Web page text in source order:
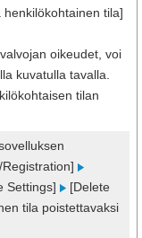
henkilökohtainen tila]
oikeudet, voi
kuvatulla tavalla.
tilan
Settings]
[Delete
tila poistettavaksi